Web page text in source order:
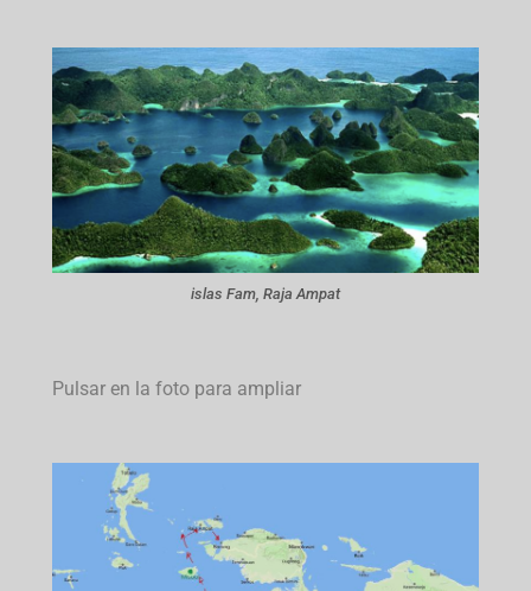
islas Fam, Raja Ampat
Pulsar en la foto para ampliar